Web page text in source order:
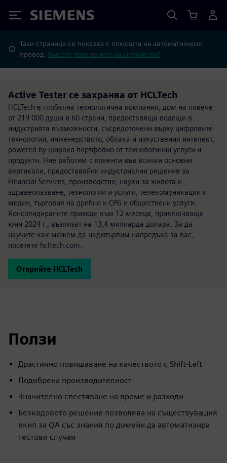
Siemens
Тази страница се показва с помощта на автоматизиран
превод. Вместо това вижте на английски?
Active Tester се захранва от HCLTech
HCLTech е глобална технологична компания, дом на повече
от 219 000 души в 60 страни, предоставяща водещи в
индустрията възможности, съсредоточени върху цифровите
технологии, инженерството, облака и изкуствения интелект,
powered by широко портфолио от технологични услуги и
продукти. Ние работим с клиенти във всички основни
вертикали, предоставяйки индустриални решения за
Financial Services, производство, науки за живота и
здравеопазване, технологии и услуги, телекомуникации и
медии, търговия на дребно и CPG и обществени услуги.
Консолидираните приходи към 12 месеца, приключващи
юни 2024 г., възлизат на 13,4 милиарда долара. За да
научите как можем да надхвърлим напредъка за вас,
посетете hcltech.com.
Открийте HCLTech
Ползи
Драстично повишаване на качеството с Shift-Left
Подобрена производителност
Значително спестяване на време и разходи
Безкодовото решение позволява на съществуващия
екип за QA със знания по домейн да автоматизира
тестови случаи